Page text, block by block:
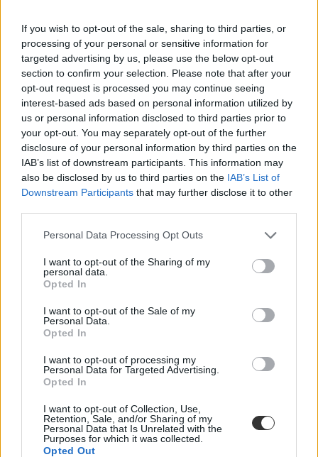
If you wish to opt-out of the sale, sharing to third parties, or
processing of your personal or sensitive information for
targeted advertising by us, please use the below opt-out
section to confirm your selection. Please note that after your
opt-out request is processed you may continue seeing
interest-based ads based on personal information utilized by
us or personal information disclosed to third parties prior to
your opt-out. You may separately opt-out of the further
disclosure of your personal information by third parties on the
IAB’s list of downstream participants. This information may
also be disclosed by us to third parties on the IAB’s List of
Downstream Participants that may further disclose it to other
Personal Data Processing Opt Outs
I want to opt-out of the Sharing of my
personal data.
Opted In
I want to opt-out of the Sale of my
Personal Data.
Opted In
I want to opt-out of processing my
Personal Data for Targeted Advertising.
Opted In
I want to opt-out of Collection, Use,
Retention, Sale, and/or Sharing of my
Personal Data that Is Unrelated with the
Purposes for which it was collected.
Opted Out
Kemény nyelvi teszt bátraknak: ezeket a szavakat
senki nem ismeri
Különleges tesztet ajánlunk vasárnapra: mennyire ismeritek a régi
közmondásokat és kifejezéseket?
Felnőttképzés
Eduline
Zseniális, párperces játék: logikusan gondolkodtok?
A logikátokat tesztelhetitek ezzel a játékkal, amely elsőre könnyűnek
Hány nyelvet tudtok megkülönböztetni? Zseniális
Jó fületek van a nyelvekhez? Meg tudjátok különböztetni őket?
Ebből a tesztből kiderül.
Felnőttképzés